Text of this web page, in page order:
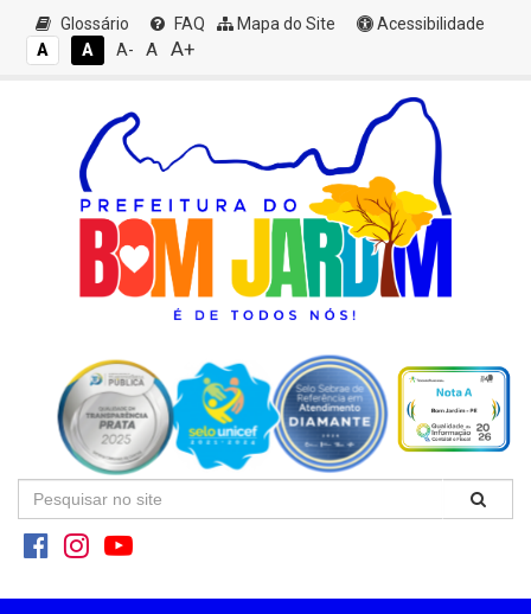
Glossário FAQ Mapa do Site
Acessibilidade
A
A A- A A+